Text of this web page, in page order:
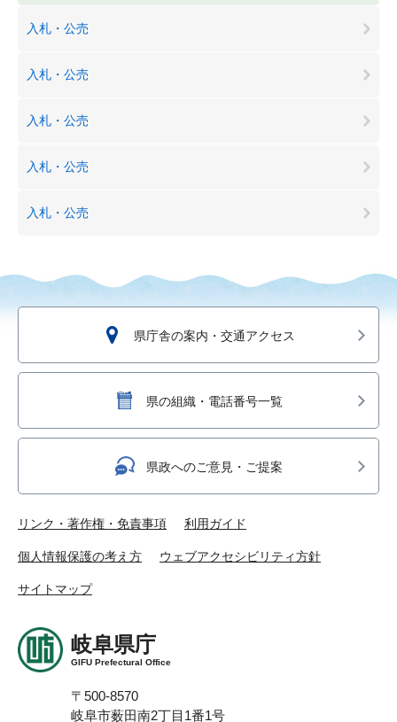
入札・公売
入札・公売
入札・公売
入札・公売
入札・公売
県庁舎の案内・交通アクセス
県の組織・電話番号一覧
県政へのご意見・ご提案
リンク・著作権・免責事項 利用ガイド
個人情報保護の考え方 ウェブアクセシビリティ方針
サイトマップ
岐阜県庁
GIFU Prefectural Office
〒500-8570
岐阜市薮田南2丁目1番1号